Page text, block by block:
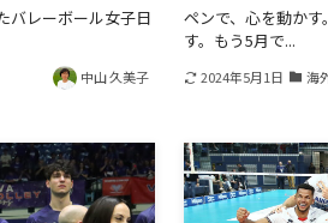
バレーボール女子日
中山 久美子
ペンで、心を動か
す。もう5月で...
2024年5月1日 海